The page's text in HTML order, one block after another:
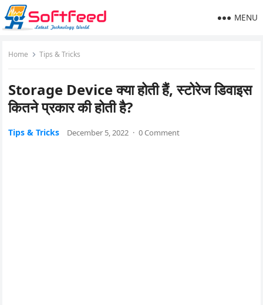
MENU
Home Tips & Tricks
Storage Device क्या होती हैं, स्टोरेज डिवाइस
कितने प्रकार की होती है?
Tips & Tricks December 5, 2022 · 0 Comment